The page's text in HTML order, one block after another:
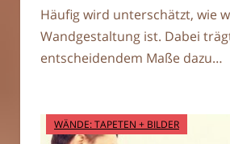
Häufig wird unterschätzt, wie
Wandgestaltung ist. Dabei
entscheidendem Maße dazu…
WÄNDE: TAPETEN + BILDER